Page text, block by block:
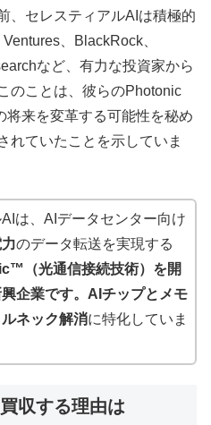
、セレスティアルAIは積極的
、BlackRock、
など、有力な投資家から
のことは、彼らのPhotonic
将来を変革する可能性を秘め
れていたことを示していま
は、AIデータセンター向け
のデータ転送を実現する
（光通信接続技術）を開
企業です。AIチップとメモ
ネック解消に特化していま
収する理由は